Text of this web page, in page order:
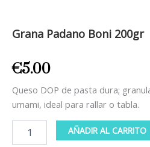
Grana Padano Boni 200gr
€5.00
Queso DOP de pasta dura;
umami, ideal para rallar o tabla.
200gr
AÑADIR AL CARRITO